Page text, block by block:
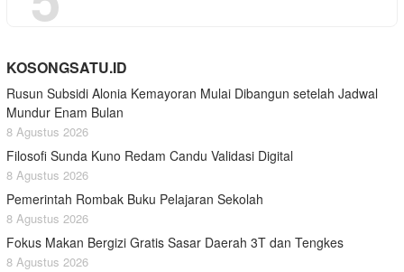
KOSONGSATU.ID
Rusun Subsidi Alonia Kemayoran Mulai Dibangun setelah Jadwal
Mundur Enam Bulan
8 Agustus 2026
Filosofi Sunda Kuno Redam Candu Validasi Digital
8 Agustus 2026
Pemerintah Rombak Buku Pelajaran Sekolah
8 Agustus 2026
Fokus Makan Bergizi Gratis Sasar Daerah 3T dan Tengkes
8 Agustus 2026